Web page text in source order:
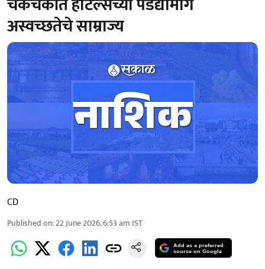
अस्वच्छतेचे साम्राज्य
CD
Published on:22 June 2026, 6:53 am IST
Add as a preferred
source on Google